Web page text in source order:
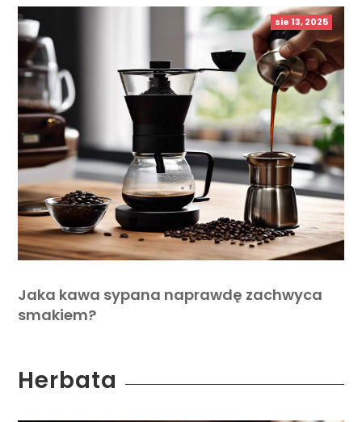
sie 13, 2025
Jaka kawa sypana naprawdę zachwyca
smakiem?
Herbata